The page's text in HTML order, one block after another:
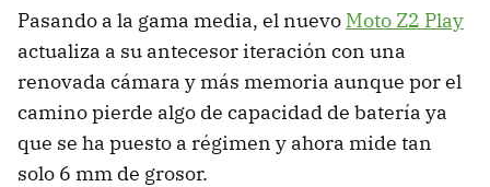
Pasando a la gama media, el nuevo Moto Z2 Play
actualiza a su antecesor iteración con una
renovada cámara y más memoria aunque por el
camino pierde algo de capacidad de batería ya
que se ha puesto a régimen y ahora mide tan
solo 6 mm de grosor.